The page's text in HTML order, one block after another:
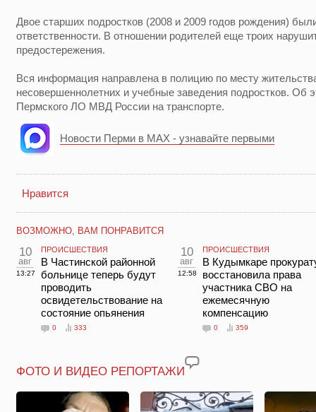
Двое старших подростков (2008 и 2009 годов рождения)
ответственности. В отношении родителей еще троих
предостережения.
Вся информация направлена в полицию по месту
несовершеннолетних и учебные заведения подростков. Об
Пермского ЛО МВД России на транспорте.
Новости Перми в MAX - узнавайте первыми
Нравится
ВОЗМОЖНО, ВАМ ПОНРАВИТСЯ
10
авг
13:27
ПРОИСШЕСТВИЯ
В Частинской районной
больнице теперь будут
проводить
освидетельствование на
состояние опьянения
0 333
10
авг
12:58
ПРОИСШЕСТВИЯ
В Кудымкаре
восстановила права
участника СВО на
ежемесячную
компенсацию
0 359
ФОТО И ВИДЕО РЕПОРТАЖИ